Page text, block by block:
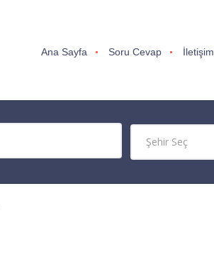
Ana Sayfa Soru Cevap İletişim